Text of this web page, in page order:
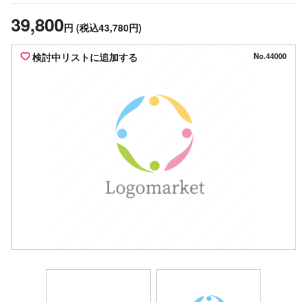
39,800円 (税込43,780円)
検討中リストに追加する No.44000